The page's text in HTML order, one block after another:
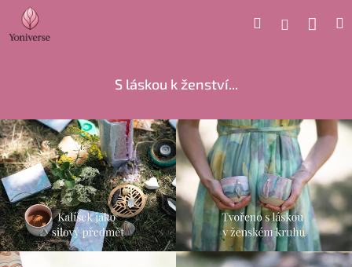
Přejít
obsah
Hledat Přihlášení
S láskou k ženství...